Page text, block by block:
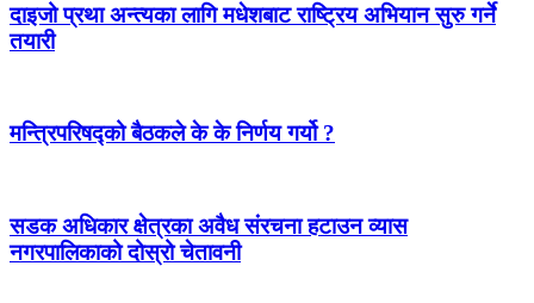
दाइजो प्रथा अन्त्यका लागि मधेशबाट राष्ट्रिय अभियान सुरु गर्ने
तयारी
मन्त्रिपरिषद्को बैठकले के के निर्णय गर्यो ?
सडक अधिकार क्षेत्रका अवैध संरचना हटाउन व्यास
नगरपालिकाको दोस्रो चेतावनी